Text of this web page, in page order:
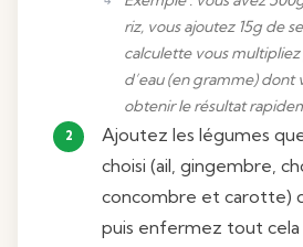
riz, vous ajoutez 15g de
calculette vous
d’eau (en gramme) dont
obtenir le résultat
Ajoutez les légumes
choisi (ail, gingembre,
concombre et carotte)
puis enfermez tout cela